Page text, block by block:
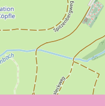
traditionelles
Im Wechsel mit
wird in den
Jahreszahlen
an Künstler aus